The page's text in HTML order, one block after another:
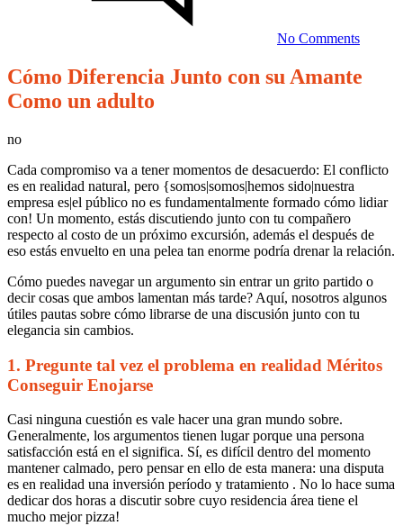
No Commentssu
en
Ideas
cómo
hacerlo
Difiere
Junto
con
su
Amante
en
tiempos
tensos
01/01/2024
Cómo Diferencia Junto con su Amante
Como un adulto
no
Cada compromiso va a tener momentos de desacuerdo: El conflicto
es en realidad natural, pero {somos|somos|hemos sido|nuestra
empresa es|el público no es fundamentalmente formado cómo lidiar
con! Un momento, estás discutiendo junto con tu compañero
respecto al costo de un próximo excursión, además el después de
eso estás envuelto en una pelea tan enorme podría drenar la relación.
Cómo puedes navegar un argumento sin entrar un grito partido o
decir cosas que ambos lamentan más tarde? Aquí, nosotros algunos
útiles pautas sobre cómo librarse de una discusión junto con tu
elegancia sin cambios.
1. Pregunte tal vez el problema en realidad Méritos
Conseguir Enojarse
Casi ninguna cuestión es vale hacer una gran mundo sobre.
Generalmente, los argumentos tienen lugar porque una persona
satisfacción está en el significa. Sí, es difícil dentro del momento
mantener calmado, pero pensar en ello de esta manera: una disputa
es en realidad una inversión período y tratamiento . No lo hace suma
dedicar dos horas a discutir sobre cuyo residencia área tiene el
mucho mejor pizza!